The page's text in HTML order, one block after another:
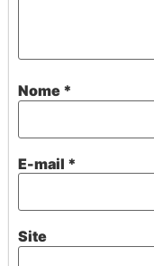
Nome *
E-mail *
Site